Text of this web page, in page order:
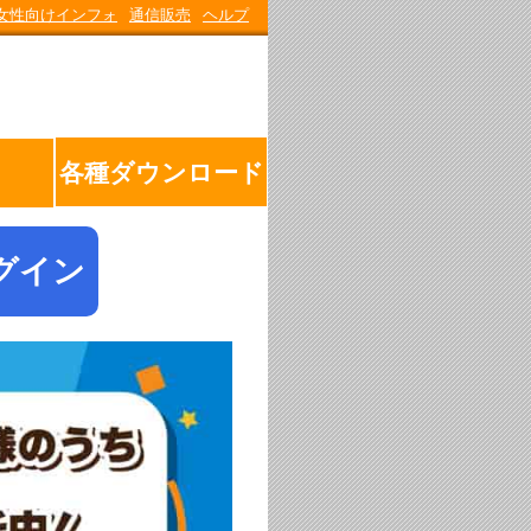
性向けインフォ 通信販売 ヘルプ
各種ダウンロード
イン